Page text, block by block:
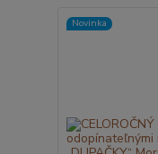
Novinka